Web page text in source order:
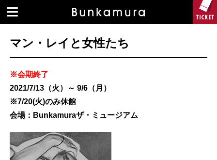
マン・レイと女性たち
※会期終了
2021/7/13（火）～ 9/6（月）
※7/20(火)のみ休館
会場：Bunkamuraザ・ミュージアム